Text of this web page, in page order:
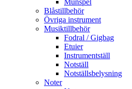
Munspel
Blåstillbehör
Övriga instrument
Musiktillbehör
Fodral / Gigbag
Etuier
Instrumentställ
Notställ
Notställsbelysning
Noter